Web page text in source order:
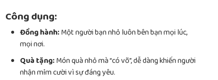
Công dụng:
Đồng hành:Một người bạn nhỏ luôn bên bạn mọi lúc,
mọi nơi.
Quà tặng:Món quà nhỏ mà “có võ”, dễ dàng khiến người
nhận mỉm cười vì sự đáng yêu.